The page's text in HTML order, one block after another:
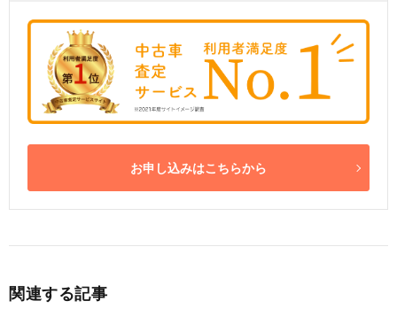
お申し込みはこちらから
関連する記事